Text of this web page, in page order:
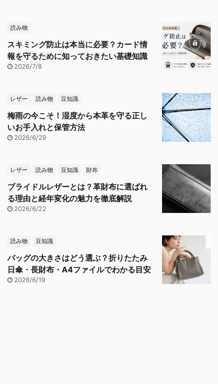
読み物
スキミング防止は本当に必要？カード情
報を守るために知っておきたい基礎知識
2026/7/8
レザー 読み物 豆知識
梅雨の今こそ！湿度から本革を守る正し
いお手入れと保管方法
2026/6/29
レザー 読み物 豆知識 財布
ブライドルレザーとは？革財布に選ばれ
る理由と経年変化の魅力を徹底解説
2026/6/22
読み物 豆知識
バッグの大きさはどう選ぶ？折りたたみ
日傘・長財布・A4ファイルでわかる目安
2026/6/19